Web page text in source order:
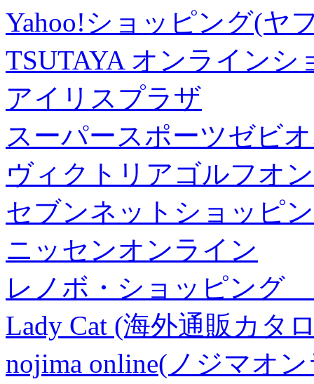
Yahoo!ショッピング(ヤ
TSUTAYA オンラインシ
アイリスプラザ
スーパースポーツゼビ
ヴィクトリアゴルフオ
セブンネットショッピ
ニッセンオンライン
レノボ・ショッピング
Lady Cat (海外通販カタ
nojima online(ノジマオ